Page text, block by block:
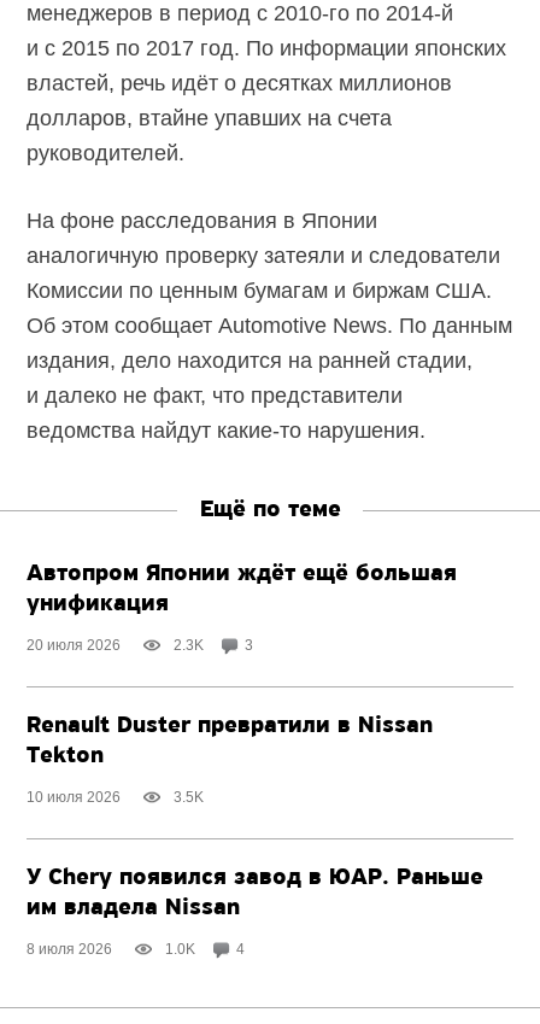
менеджеров в период с 2010-го по 2014-й
и с 2015 по 2017 год. По информации японских
властей, речь идёт о десятках миллионов
долларов, втайне упавших на счета
руководителей.
На фоне расследования в Японии
аналогичную проверку затеяли и следователи
Комиссии по ценным бумагам и биржам США.
Об этом сообщает Automotive News. По данным
издания, дело находится на ранней стадии,
и далеко не факт, что представители
ведомства найдут какие-то нарушения.
Ещё по теме
Автопром Японии ждёт ещё большая
унификация
20 июля 2026 2.3K 3
Renault Duster превратили в Nissan
Tekton
10 июля 2026 3.5K
У Chery появился завод в ЮАР. Раньше
им владела Nissan
8 июля 2026 1.0K 4